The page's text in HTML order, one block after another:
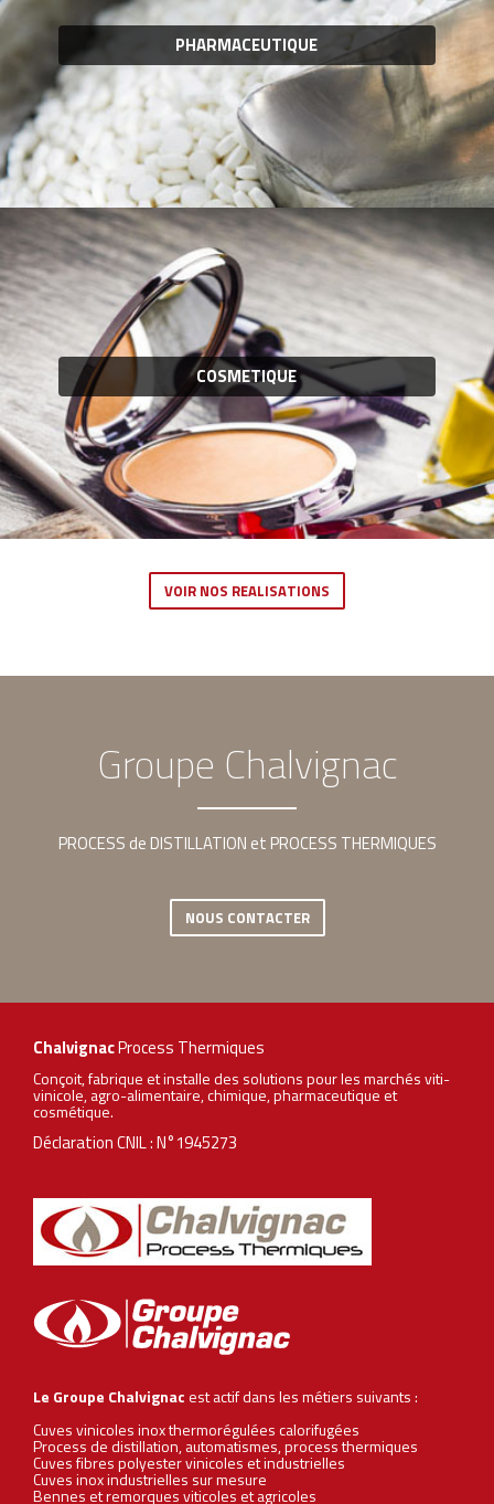
PHARMACEUTIQUE
COSMETIQUE
VOIR NOS REALISATIONS
Groupe Chalvignac
PROCESS de DISTILLATION et PROCESS THERMIQUES
NOUS CONTACTER
ChalvignacProcess Thermiques
Conçoit, fabrique et installe des solutions pour les marchés viti-
vinicole, agro-alimentaire, chimique, pharmaceutique et
cosmétique.
Déclaration CNIL : N°1945273
Le Groupe Chalvignac est actif dans les métiers suivants :
Cuves vinicoles inox thermorégulées calorifugées
Process de distillation, automatismes, process thermiques
Cuves fibres polyester vinicoles et industrielles
Cuves inox industrielles sur mesure
Bennes etremorquesviticoles et agricoles